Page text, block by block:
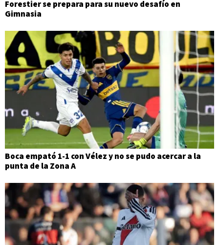
Forestier se prepara para su nuevo desafío en
Gimnasia
Boca empató 1-1 con Vélez y no se pudo acercar a la
punta de la Zona A